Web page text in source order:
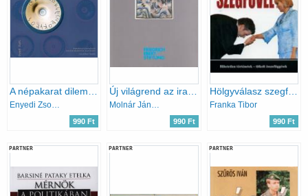
990 Ft 990 Ft
Hölgyválasz szegfűvel
Franka Tibor
990 Ft
PARTNER PARTNER PARTNER